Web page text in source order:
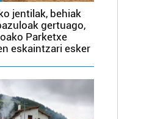
jentilak, behiak
gertuago,
Parketxe
eskaintzari esker